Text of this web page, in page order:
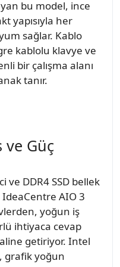
bu model, ince
yapısıyla her
sağlar. Kablo
kablolu klavye ve
bir çalışma alanı
tanır.
ve Güç
ve DDR4 SSD bellek
AIO 3
yoğun iş
ihtiyaca cevap
getiriyor. Intel
grafik yoğun